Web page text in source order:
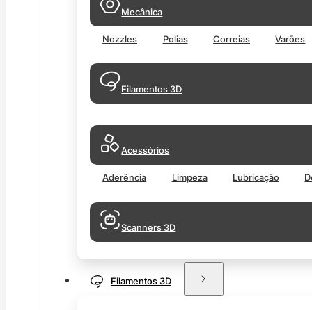
Mecânica
Nozzles Polias Correias Varões
Filamentos 3D
Acessórios
Aderência Limpeza Lubricação
Scanners 3D
Filamentos 3D